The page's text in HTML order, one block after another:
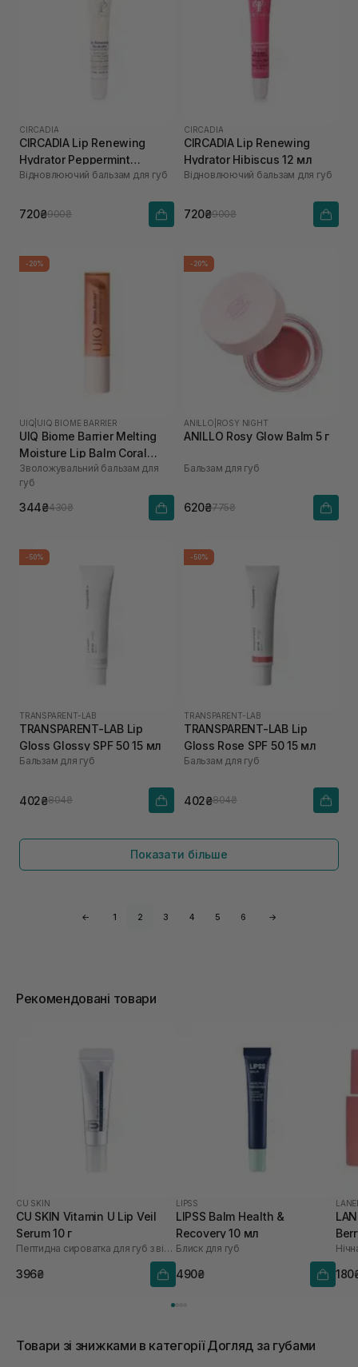
CIRCADIA
CIRCADIA Lip Renewing
Hydrator Peppermint
Mocha 12 мл
Відновлюючий бальзам для губ
720₴900₴
CIRCADIA
CIRCADIA Lip Renewing
Hydrator Hibiscus 12 мл
Відновлюючий бальзам для губ
720₴900₴
-20%
UIQ UIQ BIOME BARRIER
UIQ Biome Barrier Melting
Moisture Lip Balm Coral
Breeze 3,2 г
Зволожувальний бальзам для
губ
344₴430₴
-20%
ANILLO ROSY NIGHT
ANILLO Rosy Glow Balm 5 г
Бальзам для губ
620₴775₴
-50%
TRANSPARENT-LAB
TRANSPARENT-LAB Lip
Gloss Glossy SPF 50 15 мл
Бальзам для губ
402₴804₴
-50%
TRANSPARENT-LAB
TRANSPARENT-LAB Lip
Gloss Rose SPF 50 15 мл
Бальзам для губ
402₴804₴
Показати більше
← 1 2 3 4 5 6 →
Рекомендовані товари
CU SKIN
CU SKIN Vitamin U Lip Veil
Serum 10 г
Пептидна сироватка для губ з вітаміном U та волюфіліном
396₴
LIPSS
LIPSS Balm Health &
Recovery 10 мл
Блиск для губ
490₴
Товари зі знижками в категорії Догляд за губами